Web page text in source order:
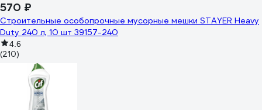
570 ₽
Строительные особопрочные мусорные мешки STAYER Heavy
Duty 240 л, 10 шт 39157-240
4.6
(210)